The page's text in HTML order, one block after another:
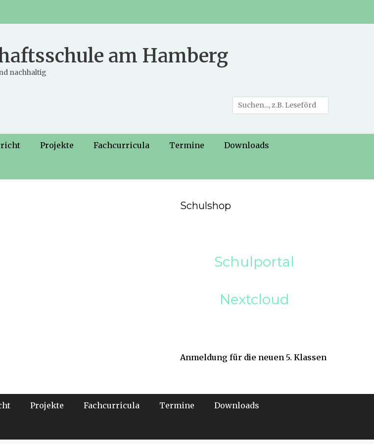
am Hamberg
nachhaltig
Suche
nach:
Projekte Fachcurricula Termine Downloads
Schulshop
Schulportal
Nextcloud
Anmeldung für die neuen 5. Klassen
Projekte Fachcurricula Termine Downloads